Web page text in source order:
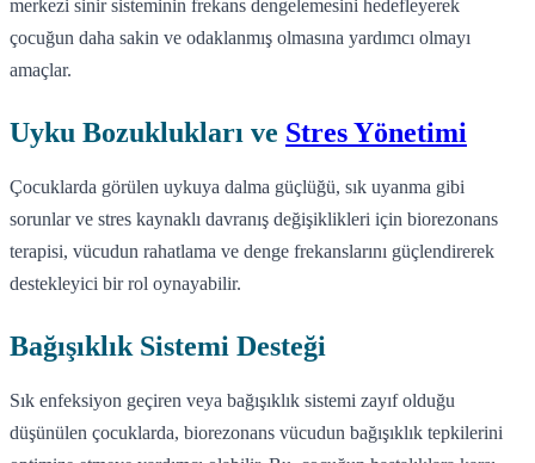
merkezi sinir sisteminin frekans dengelemesini hedefleyerek
çocuğun daha sakin ve odaklanmış olmasına yardımcı olmayı
amaçlar.
Uyku Bozuklukları ve Stres Yönetimi
Çocuklarda görülen uykuya dalma güçlüğü, sık uyanma gibi
sorunlar ve stres kaynaklı davranış değişiklikleri için biorezonans
terapisi, vücudun rahatlama ve denge frekanslarını güçlendirerek
destekleyici bir rol oynayabilir.
Bağışıklık Sistemi Desteği
Sık enfeksiyon geçiren veya bağışıklık sistemi zayıf olduğu
düşünülen çocuklarda, biorezonans vücudun bağışıklık tepkilerini